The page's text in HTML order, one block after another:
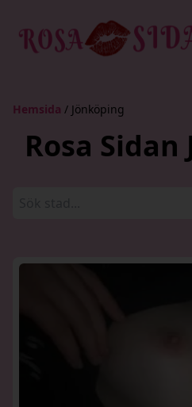
Hemsida / Jönköping
Rosa